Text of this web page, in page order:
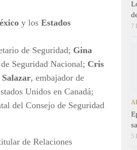
y los Estados
de Seguridad; Gina
Seguridad Nacional; Cris
, embajador de
Unidos en Canadá;
del Consejo de Seguridad
de Relaciones
7
5